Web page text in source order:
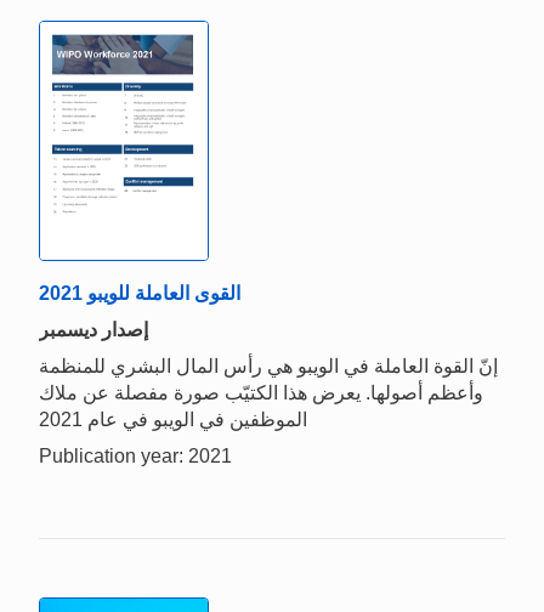
القوى العاملة للویبو 2021
إصدار ديسمبر
إنّ القوة العاملة في الويبو هي رأس المال البشري للمنظمة
وأعظم أصولها. يعرض هذا الكتيّب صورة مفصلة عن ملاك
الموظفين في الويبو في عام 2021
Publication year: 2021